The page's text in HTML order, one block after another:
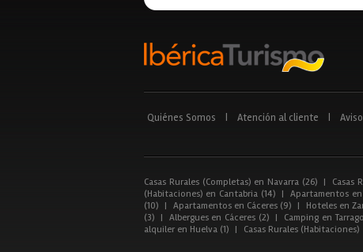
Quiénes Somos Atención al cliente
Casas Rurales (Completas) en Navarra (26) | Casas
(Habitaciones) en Cantabria (14)
| Apartamentos
(10)
| Apartamentos en Cáceres (9) | Hoteles en
(3)
| Albergues en Cáceres (2) | Camping en
alquiler en Huelva (1)
| Casas Rurales (Habitaciones)